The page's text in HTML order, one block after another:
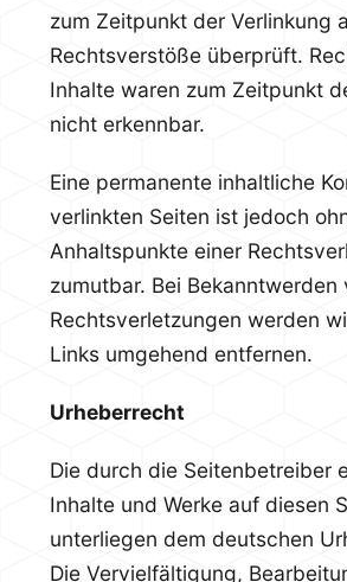
zum Zeitpunkt der Verlinkung
Rechtsverstöße überprüft.
Inhalte waren zum Zeitpunkt
nicht erkennbar.
Eine permanente inhaltliche
verlinkten Seiten ist jedoch
Anhaltspunkte einer
zumutbar. Bei Bekanntwerden
Rechtsverletzungen werden
Links umgehend entfernen.
Urheberrecht
Die durch die Seitenbetreiber
Inhalte und Werke auf diesen
unterliegen dem deutschen
Die Vervielfältigung,